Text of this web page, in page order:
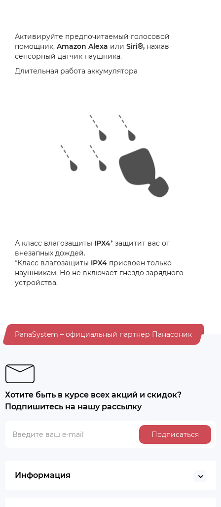
Активируйте предпочитаемый голосовой
помощник, Amazon Alexa или Siri®, нажав
сенсорный датчик наушника.
Длительная работа аккумулятора
А класс влагозащиты IPX4* защитит вас от
внезапных дождей.
*Класс влагозащиты IPX4 присвоен только
наушникам. Но не включает гнездо зарядного
устройства.
PanaSystem – официальный партнер Панасоник
Хотите быть в курсе всех акций и скидок?
Подпишитесь на нашу рассылку
Подписаться
Информация